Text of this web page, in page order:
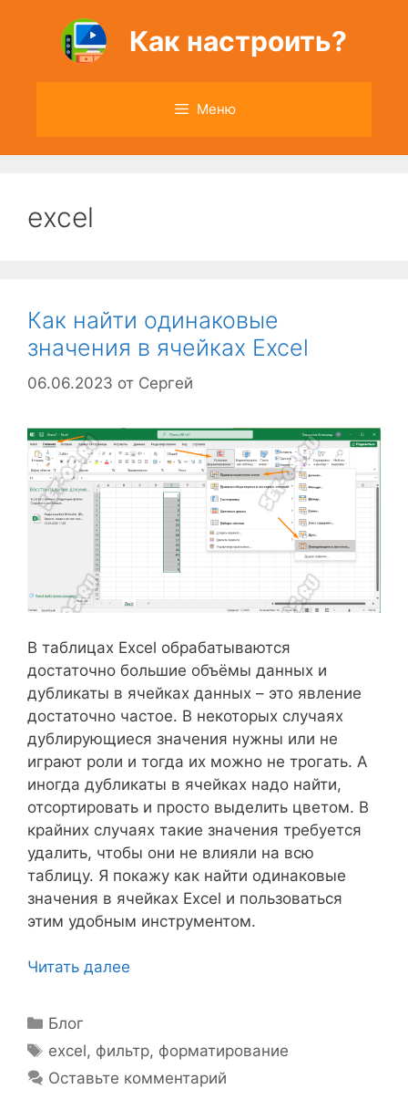
содержимому
Как настроить?
Меню
excel
Как найти одинаковые
значения в ячейках Excel
06.06.2023 от Сергей
В таблицах Excel обрабатываются
достаточно большие объёмы данных и
дубликаты в ячейках данных – это явление
достаточно частое. В некоторых случаях
дублирующиеся значения нужны или не
играют роли и тогда их можно не трогать. А
иногда дубликаты в ячейках надо найти,
отсортировать и просто выделить цветом. В
крайних случаях такие значения требуется
удалить, чтобы они не влияли на всю
таблицу. Я покажу как найти одинаковые
значения в ячейках Excel и пользоваться
этим удобным инструментом.
Читать далее
Рубрики
Блог
Метки
excel, фильтр, форматирование
Оставьте комментарий